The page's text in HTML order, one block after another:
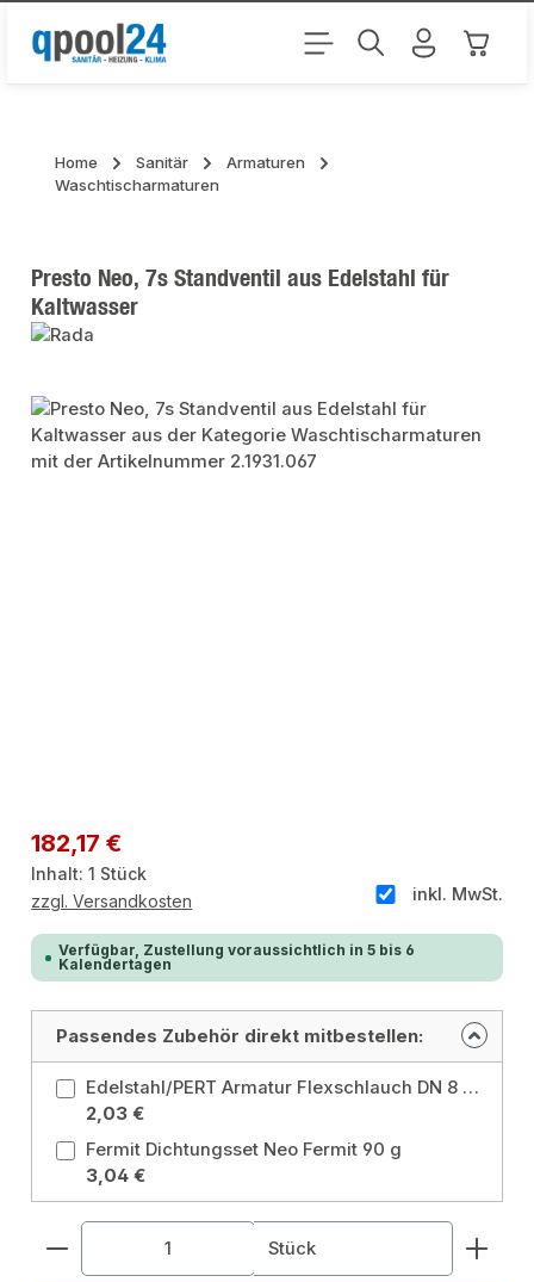
Zum Hauptinhalt springen
Home Sanitär
Armaturen
Waschtischarmaturen
Presto Neo, 7s Standventil aus Edelstahl für
Kaltwasser
Bildergalerie überspringen
Regulärer Preis:
182,17 €
Inhalt:1 Stück
inkl. MwSt.
zzgl. Versandkosten
Verfügbar, Zustellung voraussichtlich in 5 bis 6
Kalendertagen
Passendes Zubehör direkt mitbestellen:
Edelstahl/PERT Armatur Flexschlauch DN 8 - 300 mm mit 2 x 3/8" IG, Überwurfmutter IG x IG DVGW Panzerschlauch Größe: 300 mm
2,03 €
Fermit Dichtungsset Neo Fermit 90 g
3,04 €
Produkt Anzahl: Gib den gewünschten Wert
Stück